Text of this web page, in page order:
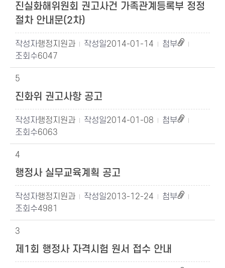
진실화해위원회 권고사건 가족관계등록부 정정
절차 안내문(2차)
행정지원과
2014-01-14
6047
5
진화위 권고사항 공고
행정지원과
2014-01-08
6063
4
행정사 실무교육계획 공고
행정지원과
2013-12-24
4981
3
제1회 행정사 자격시험 원서 접수 안내